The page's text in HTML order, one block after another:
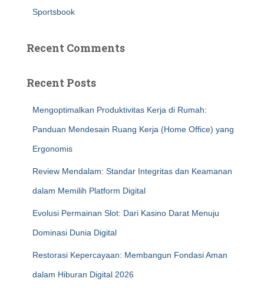
Sportsbook
Recent Comments
Recent Posts
Mengoptimalkan Produktivitas Kerja di Rumah:
Panduan Mendesain Ruang Kerja (Home Office) yang
Ergonomis
Review Mendalam: Standar Integritas dan Keamanan
dalam Memilih Platform Digital
Evolusi Permainan Slot: Dari Kasino Darat Menuju
Dominasi Dunia Digital
Restorasi Kepercayaan: Membangun Fondasi Aman
dalam Hiburan Digital 2026